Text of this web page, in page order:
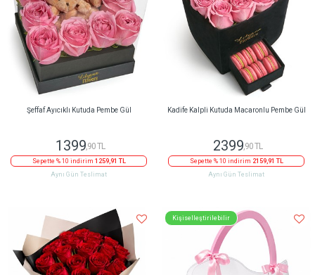
Şeffaf Ayıcıklı Kutuda Pembe Gül
1399,90 TL
Sepette % 10 indirim 1259,91 TL
Aynı Gün Teslimat
Kadife Kalpli Kutuda Macaronlu Pembe Gül
2399,90 TL
Sepette % 10 indirim 2159,91 TL
Aynı Gün Teslimat
Kişiselleştirilebilir